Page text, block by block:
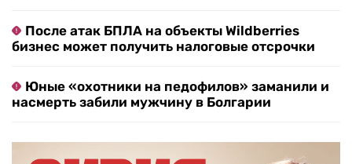
После атак БПЛА на объекты Wildberries
бизнес может получить налоговые отсрочки
Юные «охотники на педофилов» заманили и
насмерть забили мужчину в Болгарии